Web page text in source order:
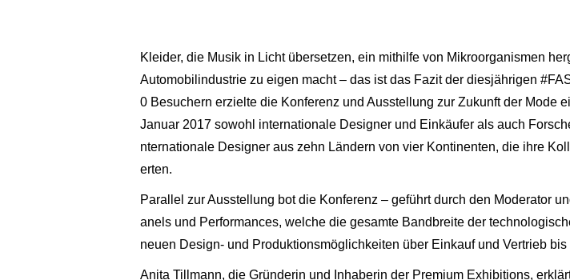
Kleider, die Musik in Licht übersetzen, ein mithilfe von Mikroorganismen
Automobilindustrie zu eigen macht – das ist das Fazit der diesjährigen
0 Besuchern erzielte die Konferenz und Ausstellung zur Zukunft der Mode
Januar 2017 sowohl internationale Designer und Einkäufer als auch
nternationale Designer aus zehn Ländern von vier Kontinenten, die ihre
erten.
Parallel zur Ausstellung bot die Konferenz – geführt durch den Moderator
anels und Performances, welche die gesamte Bandbreite der
neuen Design- und Produktionsmöglichkeiten über Einkauf und Vertrieb
Anita Tillmann, die Gründerin und Inhaberin der Premium Exhibitions,